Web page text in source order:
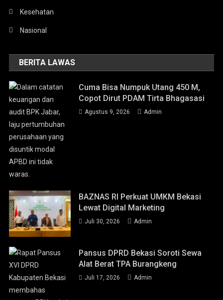
Kesehatan
Nasional
BERITA LAWAS
Cuma Bisa Numpuk Utang 450 M,
Copot Dirut PDAM Tirta Bhagasasi
Agustus 9, 2026 Admin
BAZNAS RI Perkuat UMKM Bekasi
Lewat Digital Marketing
Juli 30, 2026 Admin
Pansus DPRD Bekasi Soroti Sewa
Alat Berat TPA Burangkeng
Juli 17, 2026 Admin